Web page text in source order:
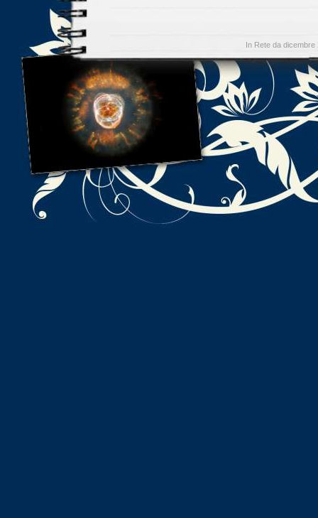
In Rete da dicembre